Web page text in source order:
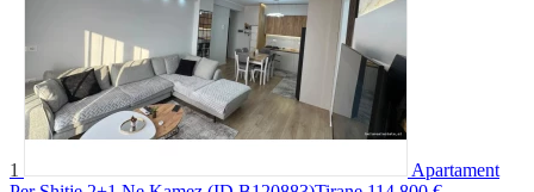
1
Apartament